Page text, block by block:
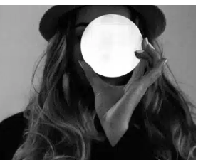
DESTRUCTIEVE
DYNAMIEK?